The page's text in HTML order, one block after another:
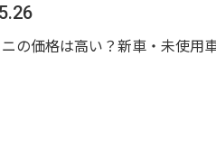
の価格は高い？新車・未使用